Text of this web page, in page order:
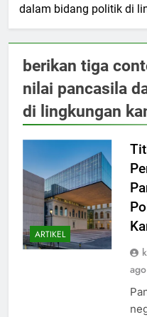
dalam bidang politik di
berikan tiga
nilai pancasila
di lingkungan
ARTIKEL
ago